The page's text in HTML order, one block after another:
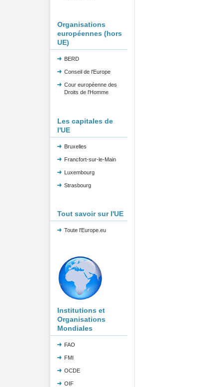
Organisations
européennes (hors
UE)
BERD
Conseil de l'Europe
Cour européenne des
Droits de l'Homme
Les capitales de
l'UE
Bruxelles
Francfort-sur-le-Main
Luxembourg
Strasbourg
Tout savoir sur l'UE
Toute l'Europe.eu
Institutions et
Organisations
Mondiales
FAO
FMI
OCDE
OIF